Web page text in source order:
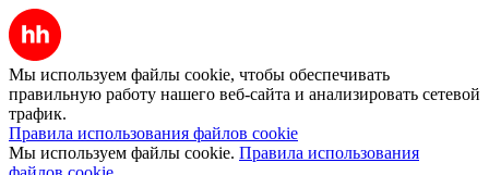
Мы используем файлы cookie, чтобы обеспечивать
правильную работу нашего веб-сайта и анализировать сетевой
трафик.
Правила использования файлов cookie
Мы используем файлы cookie. Правила использования